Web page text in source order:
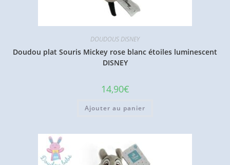
DOUDOUS DISNEY
Doudou plat Souris Mickey rose blanc étoiles luminescent
DISNEY
14,90€
Ajouter au panier